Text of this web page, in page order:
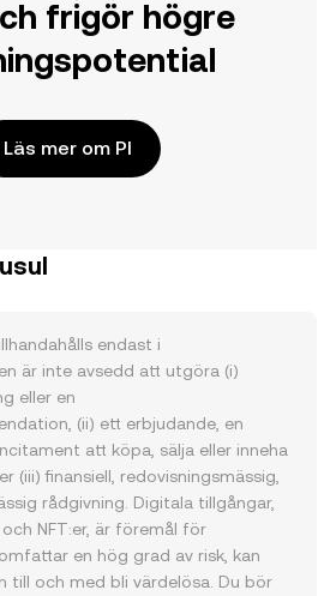
frigör högre
Läs mer om PI
endast i
är inte avsedd att utgöra (i)
eller en
(ii) ett erbjudande, en
att köpa, sälja eller inneha
(iii) finansiell, redovisningsmässig,
rådgivning. Digitala tillgångar,
NFT:er, är föremål för
en hög grad av risk, kan
till och med bli värdelösa. Du bör